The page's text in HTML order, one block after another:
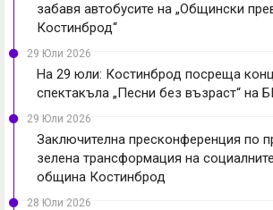
забавя автобусите на „Общински
Костинброд“
29 Юли 2026
На 29 юли: Костинброд посреща
спектакъла „Песни без възраст“ на
29 Юли 2026
Заключителна пресконференция по
зелена трансформация на
община Костинброд
28 Юли 2026